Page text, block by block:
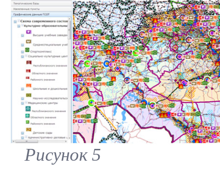
Рисунок 5